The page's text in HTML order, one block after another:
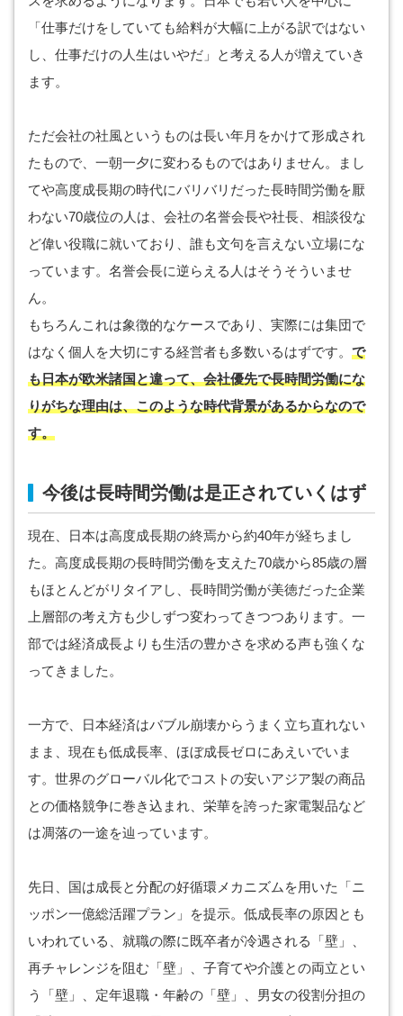
「仕事だけをしていても給料が大幅に上がる訳ではない
し、仕事だけの人生はいやだ」と考える人が増えていき
ます。
ただ会社の社風というものは長い年月をかけて形成され
たもので、一朝一夕に変わるものではありません。まし
てや高度成長期の時代にバリバリだった長時間労働を厭
わない70歳位の人は、会社の名誉会長や社長、相談役な
ど偉い役職に就いており、誰も文句を言えない立場にな
っています。名誉会長に逆らえる人はそうそういませ
ん。
もちろんこれは象徴的なケースであり、実際には集団で
はなく個人を大切にする経営者も多数いるはずです。 で
も日本が欧米諸国と違って、会社優先で長時間労働にな
りがちな理由は、このような時代背景があるからなので
す。
今後は長時間労働は是正されていくはず
現在、日本は高度成長期の終焉から約40年が経ちまし
た。高度成長期の長時間労働を支えた70歳から85歳の層
もほとんどがリタイアし、長時間労働が美徳だった企業
上層部の考え方も少しずつ変わってきつつあります。一
部では経済成長よりも生活の豊かさを求める声も強くな
ってきました。
一方で、日本経済はバブル崩壊からうまく立ち直れない
まま、現在も低成長率、ほぼ成長ゼロにあえいでいま
す。世界のグローバル化でコストの安いアジア製の商品
との価格競争に巻き込まれ、栄華を誇った家電製品など
は凋落の一途を辿っています。
先日、国は成長と分配の好循環メカニズムを用いた「ニ
ッポン一億総活躍プラン」を提示。低成長率の原因とも
いわれている、就職の際に既卒者が冷遇される「壁」、
再チャレンジを阻む「壁」、子育てや介護との両立とい
う「壁」、定年退職・年齢の「壁」、男女の役割分担の